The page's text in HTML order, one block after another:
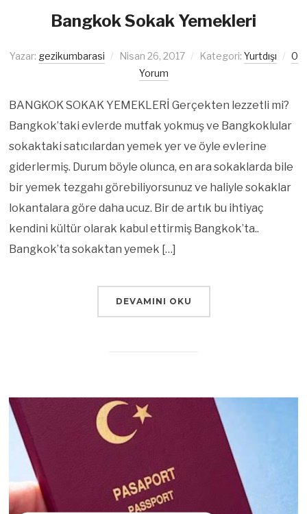
Bangkok Sokak Yemekleri
Yazar: gezikumbarasi Nisan 26, 2017 Kategori: Yurtdışı
0
Yorum
BANGKOK SOKAK YEMEKLERİ Gerçekten lezzetli mi?
Bangkok’taki evlerde mutfak yokmuş ve Bangkoklular
sokaktaki satıcılardan yemek yer ve öyle evlerine
giderlermiş. Durum böyle olunca, en ara sokaklarda bile
bir yemek tezgahı görebiliyorsunuz ve haliyle sokaklar
lokantalara göre daha ucuz. Bir de artık bu ihtiyaç
kendini kültür olarak kabul ettirmiş Bangkok’ta..
Bangkok’ta sokaktan yemek […]
DEVAMINI OKU